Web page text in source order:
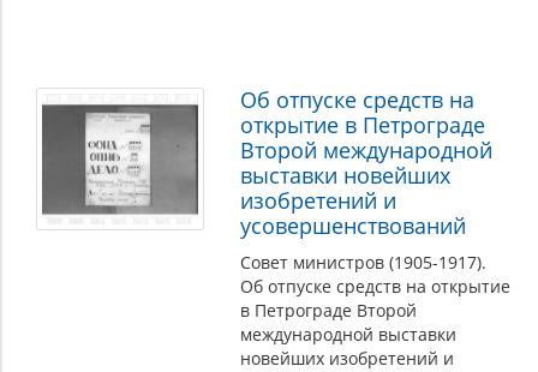
Об отпуске средств на
открытие в Петрограде
Второй международной
выставки новейших
изобретений и
усовершенствований
Совет министров (1905-1917).
Об отпуске средств на открытие
в Петрограде Второй
международной выставки
новейших изобретений и